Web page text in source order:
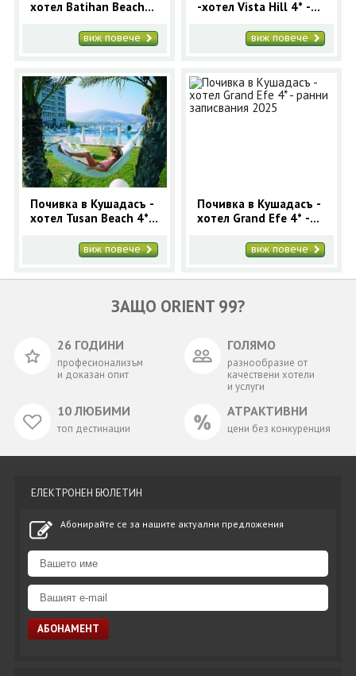
хотел Batihan Beach
записвания 2025
виж повече
-хотел Vista Hill 4* -
виж повече
Почивка в Кушадасъ -
хотел Tusan Beach 4* -
виж повече
Почивка в Кушадасъ -
хотел Grand Efe 4* -
виж повече
ЗАЩО ORIENT 99?
26 ГОДИНИ
професионализъм
и доказан опит
ГОЛЯМО
разнообразие от
качествени хотели
и услуги
10 ЛЮБИМИ
топ дестинации
АТРАКТИВНИ
цени без конкуренция
ЕЛЕКТРОНЕН БЮЛЕТИН
Абонирайте се за нашите актуални предложения